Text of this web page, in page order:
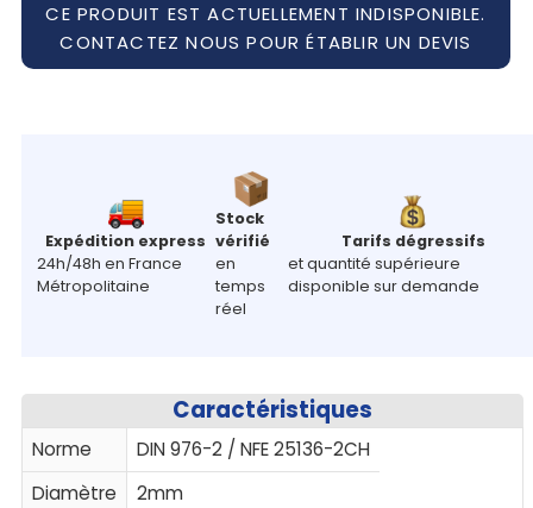
CE PRODUIT EST ACTUELLEMENT INDISPONIBLE.
CONTACTEZ NOUS POUR ÉTABLIR UN DEVIS
Expédition express
24h/48h en France
Métropolitaine
Stock
vérifié
en
temps
réel
Tarifs dégressifs
et quantité supérieure
disponible sur demande
Caractéristiques
Norme
DIN 976-2 / NFE 25136-2CH
Diamètre
2mm